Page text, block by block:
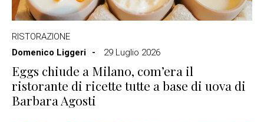
RISTORAZIONE
Domenico Liggeri
29 Luglio 2026
Eggs chiude a Milano, com’era il
ristorante di ricette tutte a base di uova di
Barbara Agosti